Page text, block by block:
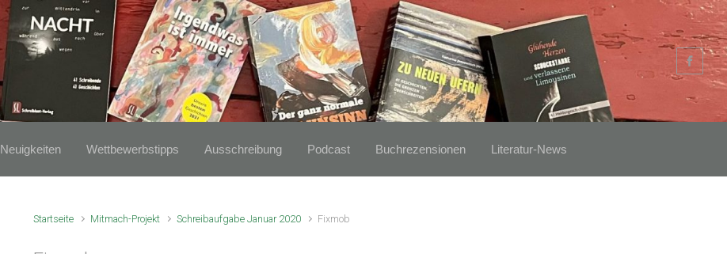
Neuigkeiten Wettbewerbstipps Ausschreibung Podcast Buchrezensionen Literatur-News
Startseite Mitmach-Projekt Schreibaufgabe Januar 2020 Fixmob